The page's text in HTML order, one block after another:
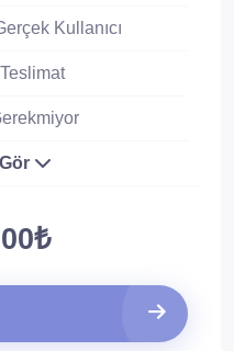
Kullanıcı